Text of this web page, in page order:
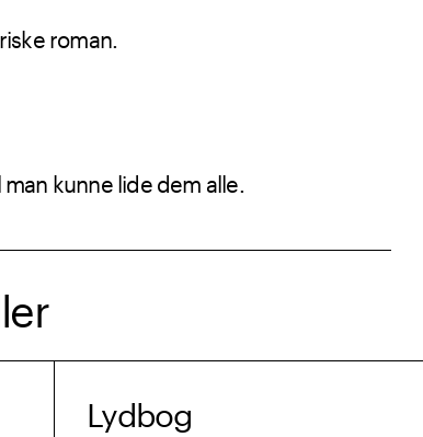
roman.
kunne lide dem alle.⁣
Lydbog